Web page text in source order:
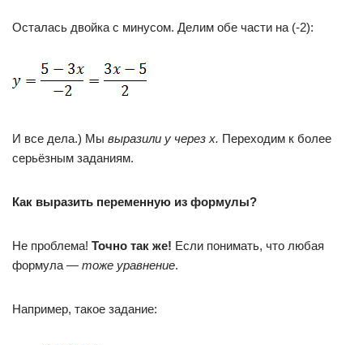
Осталась двойка с минусом. Делим обе части на (-2):
И все дела.) Мы выразили y через х. Переходим к более
серьёзным заданиям.
Как выразить переменную из формулы?
Не проблема! Точно так же! Если понимать, что любая
формула — тоже уравнение.
Например, такое задание: